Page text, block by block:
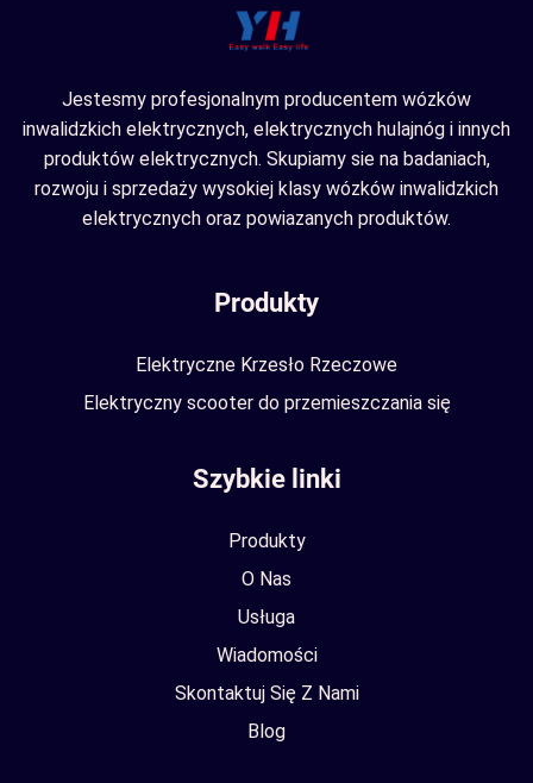
Jestesmy profesjonalnym producentem wózków
inwalidzkich elektrycznych, elektrycznych hulajnóg i innych
produktów elektrycznych. Skupiamy sie na badaniach,
rozwoju i sprzedaży wysokiej klasy wózków inwalidzkich
elektrycznych oraz powiazanych produktów.
Produkty
Elektryczne Krzesło Rzeczowe
Elektryczny scooter do przemieszczania się
Szybkie linki
Produkty
O Nas
Usługa
Wiadomości
Skontaktuj Się Z Nami
Blog